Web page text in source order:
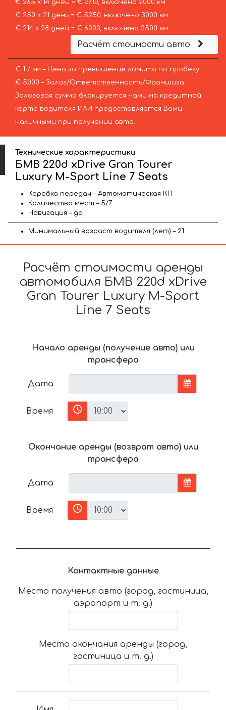
€ 265 х 14 дней = € 3710, включено 2000 км
€ 250 х 21 день = € 5250, включено 3000 км
€ 214 х 28 дней = € 6000, включено 3500 км
Расчёт стоимости авто
€ 1 / км – Цена за превышение лимита по пробегу
€ 5000 – Залог/Ответственность/Франшиза.
Залоговая сумма блокируется нами на кредитной
карте водителя ИЛИ предоставляется Вами
наличными при получении авто.
Технические характеристики
БМВ 220d xDrive Gran Tourer
Luxury M-Sport Line 7 Seats
Коробка передач – Автоматическая КП
Количество мест – 5/7
Навигация – да
Минимальный возраст водителя (лет) – 21
Расчёт стоимости аренды
автомобиля БМВ 220d xDrive
Gran Tourer Luxury M-Sport
Line 7 Seats
Начало аренды (получение авто) или
трансфера
Дата
Время
Окончание аренды (возврат авто) или
трансфера
Дата
Время
Контактные данные
Место получения авто (город, гостиница,
аэропорт и т. д.)
Место окончания аренды (город,
гостиница и т. д.)